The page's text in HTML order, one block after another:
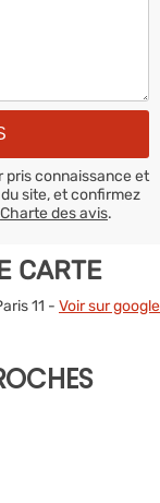
pris connaissance et
du site, et confirmez
Charte des avis.
CARTE
11 - Voir sur google